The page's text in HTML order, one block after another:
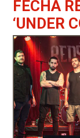
FECHA
‘UNDER